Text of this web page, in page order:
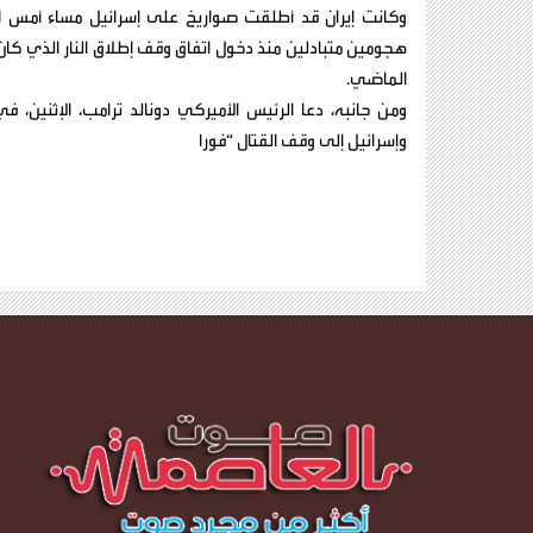
وكانت إيران قد أطلقت صواريخ على إسرائيل مساء أمس
هجومين متبادلين منذ دخول اتفاق وقف إطلاق النار الذي كان
الماضي.
ومن جانبه، دعا الرئيس الأميركي دونالد ترامب،
وإسرائيل إلى وقف القتال “فورا